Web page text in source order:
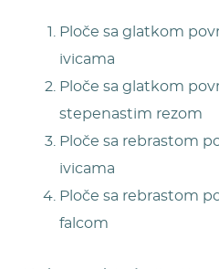
Ploče sa glatkom
ivicama
Ploče sa glatkom
stepenastim rezom
Ploče sa rebrastom
ivicama
Ploče sa rebrastom
falcom